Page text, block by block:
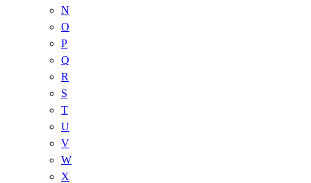
N
O
P
Q
R
S
T
U
V
W
X